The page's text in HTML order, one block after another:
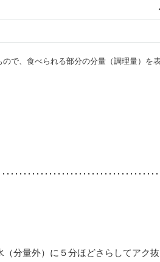
で、食べられる部分の分量（調理量）を表
分量外）に５分ほどさらしてアク